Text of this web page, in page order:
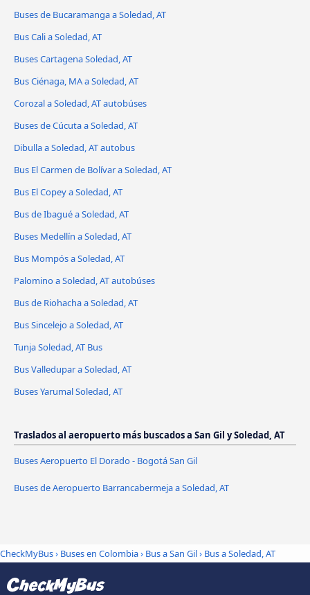
Buses de Bucaramanga a Soledad, AT
Bus Cali a Soledad, AT
Buses Cartagena Soledad, AT
Bus Ciénaga, MA a Soledad, AT
Corozal a Soledad, AT autobúses
Buses de Cúcuta a Soledad, AT
Dibulla a Soledad, AT autobus
Bus El Carmen de Bolívar a Soledad, AT
Bus El Copey a Soledad, AT
Bus de Ibagué a Soledad, AT
Buses Medellín a Soledad, AT
Bus Mompós a Soledad, AT
Palomino a Soledad, AT autobúses
Bus de Riohacha a Soledad, AT
Bus Sincelejo a Soledad, AT
Tunja Soledad, AT Bus
Bus Valledupar a Soledad, AT
Buses Yarumal Soledad, AT
Traslados al aeropuerto más buscados a San Gil y Soledad, AT
Buses Aeropuerto El Dorado - Bogotá San Gil
Buses de Aeropuerto Barrancabermeja a Soledad, AT
CheckMyBus› Buses en Colombia› Bus a San Gil› Bus a Soledad, AT